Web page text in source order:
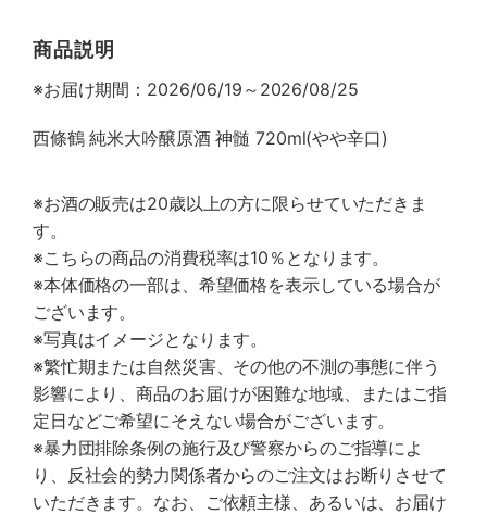
商品説明
※お届け期間：2026/06/19～2026/08/25
西條鶴 純米大吟醸原酒 神髄 720ml(やや辛口)
※お酒の販売は20歳以上の方に限らせていただきま
す。
※こちらの商品の消費税率は10％となります。
※本体価格の一部は、希望価格を表示している場合が
ございます。
※写真はイメージとなります。
※繁忙期または自然災害、その他の不測の事態に伴う
影響により、商品のお届けが困難な地域、またはご指
定日などご希望にそえない場合がございます。
※暴力団排除条例の施行及び警察からのご指導によ
り、反社会的勢力関係者からのご注文はお断りさせて
いただきます。なお、ご依頼主様、あるいは、お届け